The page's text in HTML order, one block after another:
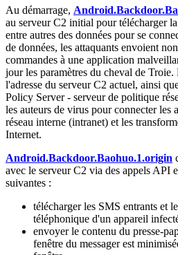
Au démarrage,
au serveur C2 initial pour télécharger
entre autres des données pour se
de données, les attaquants envoient
commandes à une application
jour les paramètres du cheval de
l'adresse du serveur C2 actuel, ainsi
Policy Server - serveur de politique
les auteurs de virus pour connecter les
réseau interne (intranet) et les
Internet.
Android.Backdoor.Baohuo.1.origin
avec le serveur C2 via des appels API
suivantes :
télécharger les SMS entrants et
téléphonique d'un appareil
envoyer le contenu du presse-
fenêtre du messager est